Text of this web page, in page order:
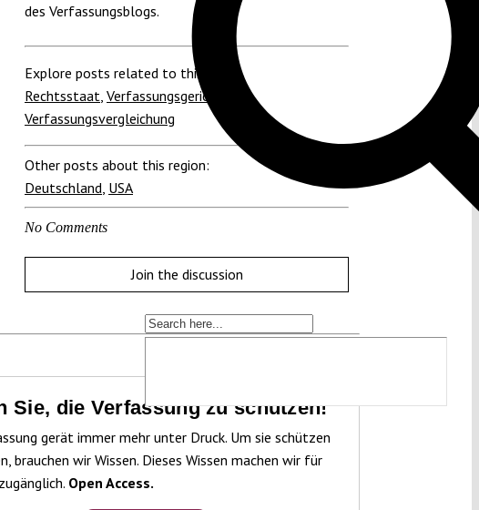
des Verfassungsblogs.
Explore posts related to this:
Rechtsstaat Verfassungsgerichtshof,
Verfassungsvergleichung
Other posts about this region:
Deutschland USA
No Comments
Join the discussion
Sie, die Verfassung zu schützen!
gerät immer mehr unter Druck. Um sie schützen
brauchen wir Wissen. Dieses Wissen machen wir für
Open Access.